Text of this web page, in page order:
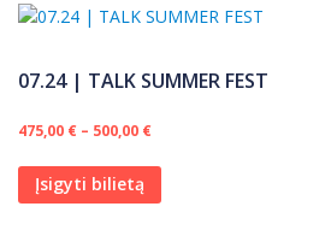
07.24 | TALK SUMMER FEST
475,00 € – 500,00 €Price range: 475,00 €
Įsigyti bilietą